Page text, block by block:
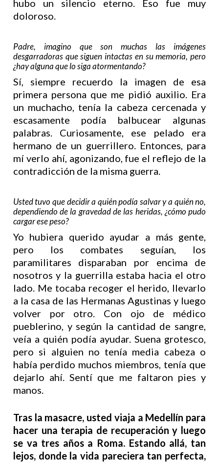
hubo un silencio eterno. Eso fue muy
doloroso.
Padre, imagino que son muchas las imágenes
desgarradoras que siguen intactas en su memoria, pero
¿hay alguna que lo siga atormentando?
Sí, siempre recuerdo la imagen de esa
primera persona que me pidió auxilio. Era
un muchacho, tenía la cabeza cercenada y
escasamente podía balbucear algunas
palabras. Curiosamente, ese pelado era
hermano de un guerrillero. Entonces, para
mí verlo ahí, agonizando, fue el reflejo de la
contradicción de la misma guerra.
Usted tuvo que decidir a quién podía salvar y a quién no,
dependiendo de la gravedad de las heridas, ¿cómo pudo
cargar ese peso?
Yo hubiera querido ayudar a más gente,
pero los combates seguían, los
paramilitares disparaban por encima de
nosotros y la guerrilla estaba hacia el otro
lado. Me tocaba recoger el herido, llevarlo
a la casa de las Hermanas Agustinas y luego
volver por otro. Con ojo de médico
pueblerino, y según la cantidad de sangre,
veía a quién podía ayudar. Suena grotesco,
pero si alguien no tenía media cabeza o
había perdido muchos miembros, tenía que
dejarlo ahí. Sentí que me faltaron pies y
manos.
Tras la masacre, usted viaja a Medellín para
hacer una terapia de recuperación y luego
se va tres años a Roma. Estando allá, tan
lejos, donde la vida pareciera tan perfecta,